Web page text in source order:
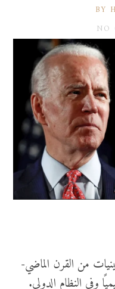
BY
NO
من القرن الماضي-
وفي النظام الدولي.